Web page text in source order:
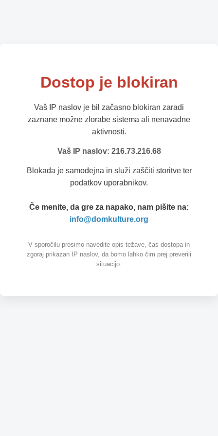
Dostop je blokiran
Vaš IP naslov je bil začasno blokiran zaradi
zaznane možne zlorabe sistema ali nenavadne
aktivnosti.
Vaš IP naslov: 216.73.216.68
Blokada je samodejna in služi zaščiti storitve ter
podatkov uporabnikov.
Če menite, da gre za napako, nam pišite na:
info@domkulture.org
V sporočilu prosimo navedite opis težave, čas dostopa in
zgoraj prikazan IP naslov, da bomo lahko čim prej preverili
situacijo.